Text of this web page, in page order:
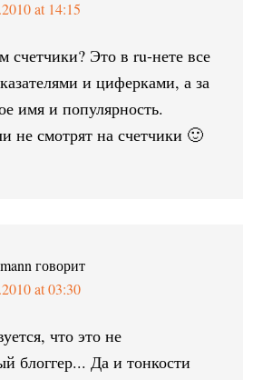
at 14:15
счетчики? Это в ru-нете все
и циферками, а за
имя и популярность.
не смотрят на счетчики 🙂
говорит
at 03:30
что это не
блоггер... Да и тонкости